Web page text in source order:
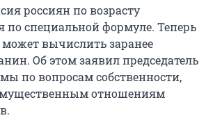
россиян по возрасту
по специальной формуле. Теперь
вычислить заранее
Об этом заявил председатель
по вопросам собственности,
отношениям